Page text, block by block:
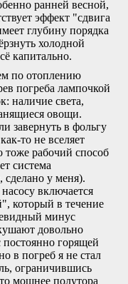
ранней весной,
эффект "сдвига
глубину порядка
холодной
капитально.
по отоплению
погреба лампочкой
наличие света,
овощи.
завернуть в фольгу
то не вселяет
тоже рабочий способ
система
у меня).
включается
который в течение
минус
довольно
постоянно горящей
в погреб я не стал
ограничившись
мощнее полутора